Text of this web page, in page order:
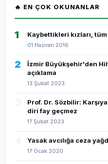
🔥 EN ÇOK OKUNANLAR
1 Kaybettikleri kızları, tüm
01 Haziran 2016
2
İzmir Büyükşehir'den
açıklama
13 Şubat 2023
Prof. Dr. Sözbilir:
diri fay geçmez
17 Şubat 2023
Yasak avcılığa ceza
17 Ocak 2020